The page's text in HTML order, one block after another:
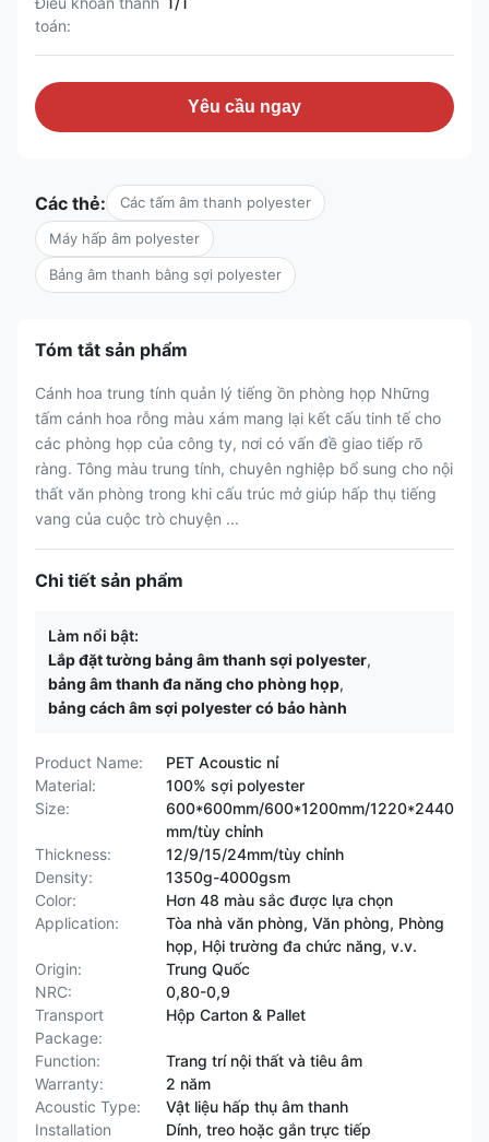
toán:
Yêu cầu ngay
Các thẻ: Các tấm âm thanh polyester
Máy hấp âm polyester
Bảng âm thanh bằng sợi polyester
Tóm tắt sản phẩm
Cánh hoa trung tính quản lý tiếng ồn phòng họp Những
tấm cánh hoa rỗng màu xám mang lại kết cấu tinh tế cho
các phòng họp của công ty, nơi có vấn đề giao tiếp rõ
ràng. Tông màu trung tính, chuyên nghiệp bổ sung cho nội
thất văn phòng trong khi cấu trúc mở giúp hấp thụ tiếng
vang của cuộc trò chuyện ...
Chi tiết sản phẩm
Làm nổi bật:
Lắp đặt tường bảng âm thanh sợi polyester,
bảng âm thanh đa năng cho phòng họp,
bảng cách âm sợi polyester có bảo hành
Product Name:
PET Acoustic nỉ
Material:
100% sợi polyester
Size:
600*600mm/600*1200mm/1220*2440
mm/tùy chỉnh
Thickness:
12/9/15/24mm/tùy chỉnh
Density:
1350g-4000gsm
Color:
Hơn 48 màu sắc được lựa chọn
Application:
Tòa nhà văn phòng, Văn phòng, Phòng
họp, Hội trường đa chức năng, v.v.
Origin:
Trung Quốc
NRC:
0,80-0,9
Transport
Package:
Hộp Carton & Pallet
Function:
Trang trí nội thất và tiêu âm
Warranty:
2 năm
Acoustic Type:
Vật liệu hấp thụ âm thanh
Installation
Dính, treo hoặc gắn trực tiếp